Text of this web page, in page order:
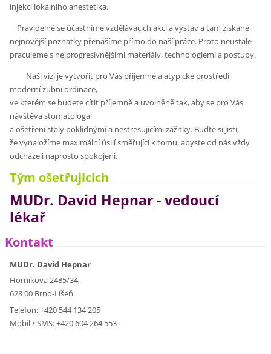
injekci lokálního anestetika.
Pravidelně se účastníme vzdělávacích akcí a výstav a tam získané
nejnovější poznatky přenášíme přímo do naší práce. Proto neustále
pracujeme s nejprogresivnějšími materiály, technologiemi a postupy.
Naší vizí je vytvořit pro Vás příjemné a atypické prostředí
moderní zubní ordinace,
ve kterém se budete cítit příjemně a uvolněně tak, aby se pro Vás
návštěva stomatologa
a ošetření staly poklidnými a nestresujícími zážitky. Buďte si jisti,
že vynaložíme maximální úsilí směřující k tomu, abyste od nás vždy
odcházeli naprosto spokojeni.
Tým ošetřujících
MUDr. David Hepnar - vedoucí
lékař
Kontakt
MUDr. David Hepnar
Horníkova 2485/34,
628 00 Brno-Líšeň
Telefon: +420 544 134 205
Mobil / SMS: +420 604 264 553